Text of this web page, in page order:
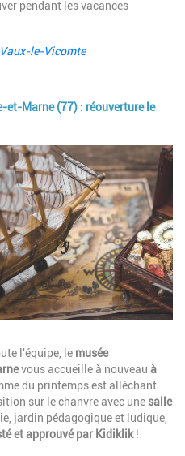
pendant les vacances
le-Vicomte
et-Marne (77) : réouverture le
l'équipe, le musée
vous accueille à nouveau à
du printemps est alléchant
sur le chanvre avec unesalle
jardin pédagogique et ludique,
et approuvé par Kidiklik!